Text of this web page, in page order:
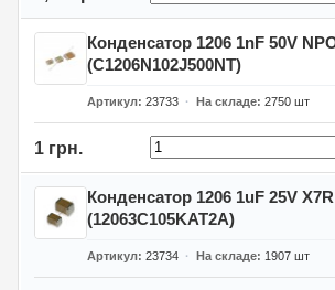
Конденсатор 1206 1nF 50V
(C1206N102J500NT)
Артикул 23733 На складе 2750 шт
1 грн.
Конденсатор 1206 1uF 25V
(12063C105KAT2A)
Артикул 23734 На складе 1907 шт